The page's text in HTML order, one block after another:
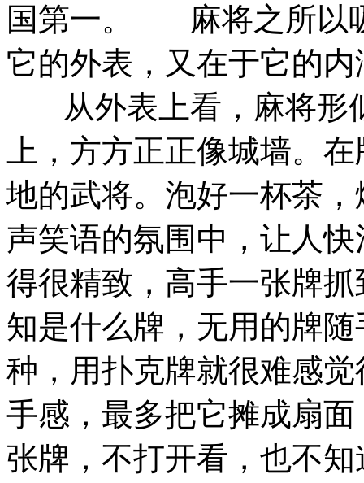
国第一。 麻将之所以
它的外表，又在于它的内
从外表上看，麻将形
上，方方正正像城墙。
地的武将。泡好一杯茶
声笑语的氛围中，让人
得很精致，高手一张牌
知是什么牌，无用的牌
种，用扑克牌就很难感
手感，最多把它摊成扇
张牌，不打开看，也不